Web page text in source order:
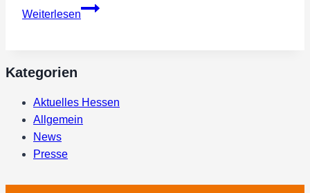
Weiterlesen
FREIE
über
direkte
Kategorien
Aktuelles Hessen
Allgemein
News
Presse